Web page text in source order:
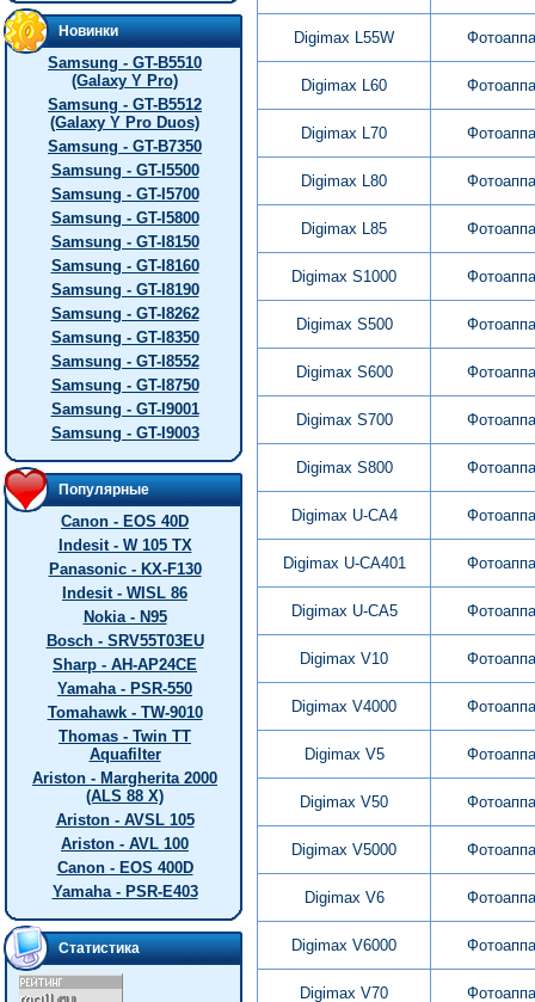
Новинки
Samsung - GT-B5510
(Galaxy Y Pro)
Samsung - GT-B5512
(Galaxy Y Pro Duos)
Samsung - GT-B7350
Samsung - GT-I5500
Samsung - GT-I5700
Samsung - GT-I5800
Samsung - GT-I8150
Samsung - GT-I8160
Samsung - GT-I8190
Samsung - GT-I8262
Samsung - GT-I8350
Samsung - GT-I8552
Samsung - GT-I8750
Samsung - GT-I9001
Samsung - GT-I9003
Популярные
Canon - EOS 40D
Indesit - W 105 TX
Panasonic - KX-F130
Indesit - WISL 86
Nokia - N95
Bosch - SRV55T03EU
Sharp - AH-AP24CE
Yamaha - PSR-550
Tomahawk - TW-9010
Thomas - Twin TT
Aquafilter
Ariston - Margherita 2000
(ALS 88 X)
Ariston - AVSL 105
Ariston - AVL 100
Canon - EOS 400D
Yamaha - PSR-E403
Статистика
Digimax L55W
Digimax L60
Digimax L70
Digimax L80
Digimax L85
Digimax S1000
Digimax S500
Digimax S600
Digimax S700
Digimax S800
Digimax U-CA4
Digimax U-CA401
Digimax U-CA5
Digimax V10
Digimax V4000
Digimax V5
Digimax V50
Digimax V5000
Digimax V6
Digimax V6000
Digimax V70